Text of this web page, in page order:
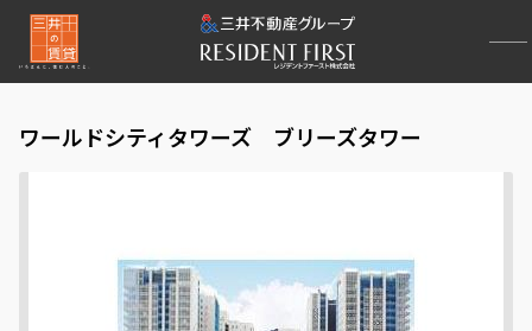
ワールドシティタワーズ ブリーズタワー